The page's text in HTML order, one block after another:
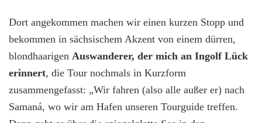
Haitises
auf
Cayo
Levantado
Dort angekommen machen wir einen kurzen Stopp und
bekommen in sächsischem Akzent von einem dürren,
blondhaarigen Auswanderer, der mich an Ingolf Lück
erinnert, die Tour nochmals in Kurzform
zusammengefasst: „Wir fahren (also alle außer er) nach
Samaná, wo wir am Hafen unseren Tourguide treffen.